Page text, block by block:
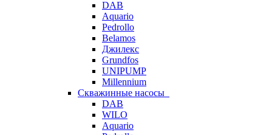
DAB
Aquario
Pedrollo
Belamos
Джилекс
Grundfos
UNIPUMP
Millennium
Скважинные насосы
DAB
WILO
Aquario